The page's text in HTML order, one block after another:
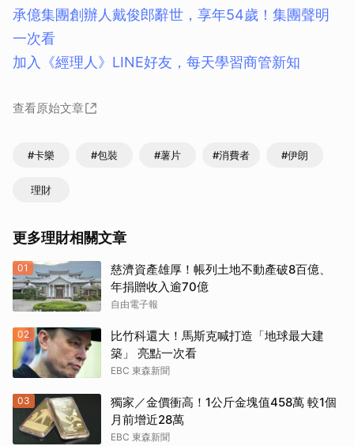
承億集團創辦人戴俊郎辭世，享年54歲！集團聲明
一次看
加入《經理人》LINE好友，每天學習商管新知
查看原始文章
#卡樂 #包裝 #薯片 #消費者 #伊朗
理財
更多理財相關文章
01
慈濟資產雄厚！帳列土地不動產破8百億、
年捐贈收入逾70億
自由電子報
02
比竹科還大！馬斯克喊打造「地球最大建
築」 亮點一次看
EBC 東森新聞
03
獨家／金價衝高！1公斤金塊值458萬 較1個
月前增近28萬
EBC 東森新聞